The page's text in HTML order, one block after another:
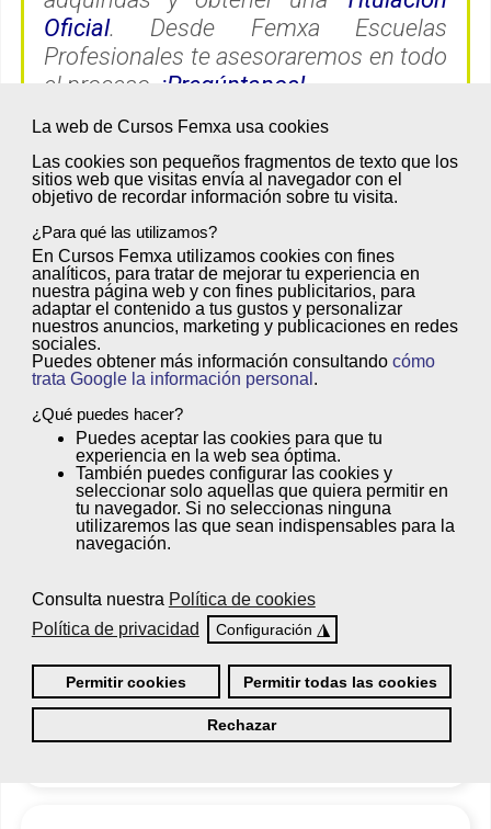
La web de Cursos Femxa usa cookies
Las cookies son pequeños fragmentos de textoque los
sitios web que visitas envía al navegadorcon el
objetivo de recordar información sobre tu visita.
¿Para qué las utilizamos?
En Cursos Femxa utilizamos cookies con fines
analíticos, para tratar de mejorar tu experiencia en
nuestra página web y con fines publicitarios, para
adaptar el contenido a tus gustos y personalizar
nuestros anuncios, marketing y publicaciones en redes
sociales.
Puedes obtener más información consultando cómo
trata Google la información personal .
¿Qué puedes hacer?
Puedes aceptarlas cookies para que tu
experiencia en la web sea óptima.
También puedes configurarlas cookies y
seleccionar solo aquellas que quiera permitir en
tu navegador. Si no seleccionas ninguna
utilizaremos las que sean indispensables para la
navegación.
Consulta nuestra Política de cookies
Política de privacidad
Configuración ◮
Permitir cookies Permitir todas las cookies
Rechazar
Oficial. Desde Femxa Escuelas
Profesionales te asesoraremos en todo
el proceso. ¡Pregúntanos!
Opiniones
Raúl Gamarra
"Llegué un poco sin querer al mundo de los seguros, y
con la comodidad que me daba mi puesto de trabajo,
he notado que me he ido quedando atrás, por lo que
decidí reciclarme y conocer las nuevas opciones que
han salido en mi profesión. Femxa me ha ayudado
muchoa esntrar en esta nueva era de los seguros".
Carla Castillo
"Tenemso una larga tradición en mi familia como
buen momento para formarme y continuar con lo que
siempre he vivido en casa, esta es mi ilusión y voy a
conseguirlo".